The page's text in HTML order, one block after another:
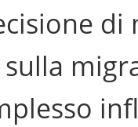
di